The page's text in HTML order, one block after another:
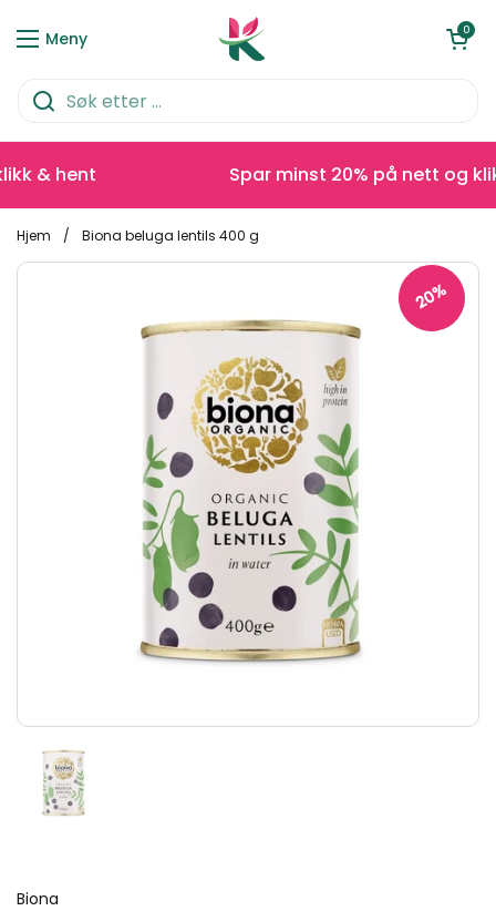
Meny
Åpen0
& hent Spar minst 20% på nett og
Hjem / Biona beluga lentils 400 g
20%
Biona